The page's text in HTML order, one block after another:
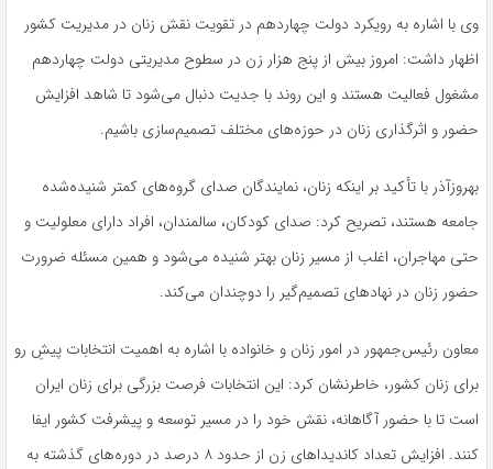
وی با اشاره به رویکرد دولت چهاردهم در تقویت نقش زنان در مدیریت کشور
اظهار داشت: امروز بیش از پنج هزار زن در سطوح مدیریتی دولت چهاردهم
مشغول فعالیت هستند و این روند با جدیت دنبال می‌شود تا شاهد افزایش
حضور و اثرگذاری زنان در حوزه‌های مختلف تصمیم‌سازی باشیم.
بهروزآذر با تأکید بر اینکه زنان، نمایندگان صدای گروه‌های کمتر شنیده‌شده
جامعه هستند، تصریح کرد: صدای کودکان، سالمندان، افراد دارای معلولیت و
حتی مهاجران، اغلب از مسیر زنان بهتر شنیده می‌شود و همین مسئله ضرورت
حضور زنان در نهادهای تصمیم‌گیر را دوچندان می‌کند.
معاون رئیس‌جمهور در امور زنان و خانواده با اشاره به اهمیت انتخابات پیشِ رو
برای زنان کشور، خاطرنشان کرد: این انتخابات فرصت بزرگی برای زنان ایران
است تا با حضور آگاهانه، نقش خود را در مسیر توسعه و پیشرفت کشور ایفا
کنند. افزایش تعداد کاندیداهای زن از حدود ۸ درصد در دوره‌های گذشته به